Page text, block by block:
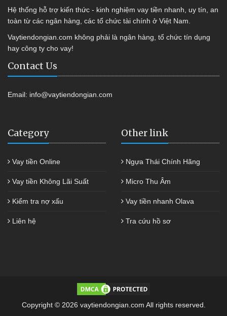
Hệ thống hỗ trợ kiến thức - kinh nghiệm vay tiền nhanh, uy tín, an
toàn từ các ngân hàng, các tổ chức tài chính ở Việt Nam.
Vaytiendongian.com không phải là ngân hàng, tổ chức tín dụng
hay công ty cho vay!
Contact Us
Email: info@vaytiendongian.com
Category
Vay tiền Online
Vay tiền Không Lãi Suất
Kiểm tra nợ xấu
Liên hệ
Other link
Ngựa Thái Chính Hãng
Micro Thu Âm
Vay tiền nhanh Olava
Tra cứu hồ sơ
Copyright © 2026 vaytiendongian.com All rights reserved.